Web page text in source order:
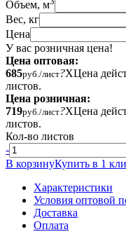
Объем, м
Вес, кг
Цена
У вас розничная цена!
Цена оптовая:
685руб./лист?XЦена
листов.
Цена розничная:
719руб./лист?XЦена
листов.
Кол-во листов
-
В корзинуКупить в 1
Характеристики
Условия оптовой
Доставка
Оплата